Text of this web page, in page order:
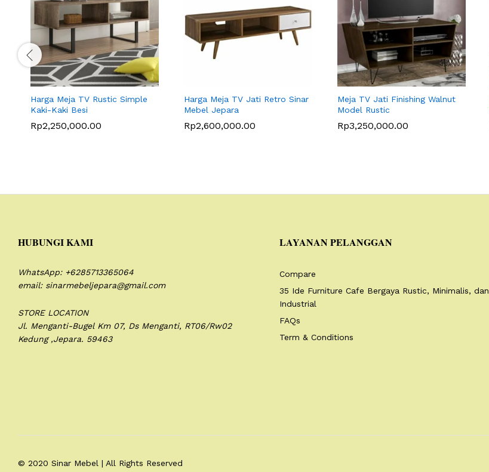
Harga Meja TV Rustic Simple
Kaki-Kaki Besi
Rp2,250,000.00
Harga Meja TV Jati Retro Sinar
Mebel Jepara
Rp2,600,000.00
Meja TV Jati Finishing Walnut
Model Rustic
Rp3,250,000.00
HUBUNGI KAMI
WhatsApp: +6285713365064
email: sinarmebeljepara@gmail.com
STORE LOCATION
Jl. Menganti-Bugel Km 07, Ds Menganti, RT06/Rw02
Kedung ,Jepara. 59463
LAYANAN PELANGGAN
Compare
35 Ide Furniture Cafe Bergaya Rustic, Minimalis, dan
Industrial
FAQs
Term & Conditions
© 2020 Sinar Mebel | All Rights Reserved